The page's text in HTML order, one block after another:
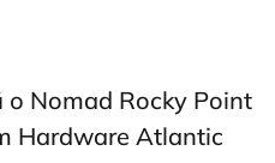
Nomad Rocky Point
Hardware Atlantic